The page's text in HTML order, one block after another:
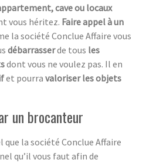
cave ou locaux
vous héritez. Faire appel à un
la société Conclue Affaire vous
débarrasserde tous les
dont vous ne voulez pas. Il en
et pourra valoriser les objets
un brocanteur
que la société Conclue Affaire
qu’il vous faut afin de